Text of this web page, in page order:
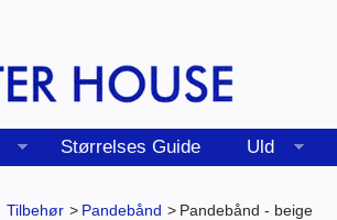
Størrelses Guide Uld
Tilbehør > Pandebånd > Pandebånd - beige